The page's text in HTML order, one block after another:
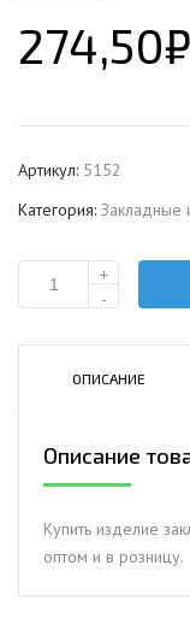
274,50₽
Артикул: 5152
Категория:
Количество
закладное
+
-
ОПИСАНИЕ
Описание
Купить изделие
оптом и в розницу.